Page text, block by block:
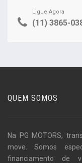
Ligue Agora
(11) 3865-
QUEM SOMOS
Na PG MOTORS,
move. Somos
financiamento de